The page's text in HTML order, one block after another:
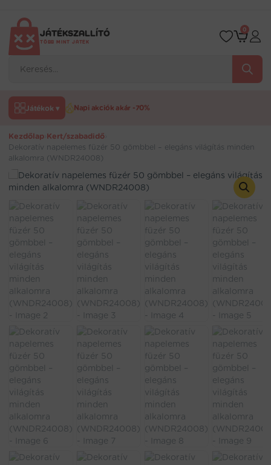
tartalomraJÁTÉKSZALLÍTÓ
TÖBB MINT JÁTÉK
search
0
Játékok ▾ Napi akciók akár -70%
Kezdőlap Kert/szabadidő
Dekoratív napelemes füzér 50 gömbbel – elegáns világítás minden
alkalomra (WNDR24008)